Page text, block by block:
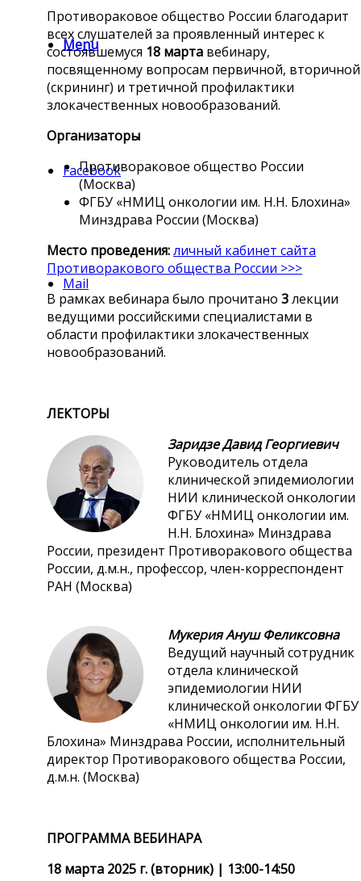
Menu
Facebook
Mail
Противораковое общество России благодарит
всех слушателей за проявленный интерес к
состоявшемуся 18 марта вебинару,
посвященному вопросам первичной, вторичной
(скрининг) и третичной профилактики
злокачественных новообразований.
Организаторы
Противораковое общество России
(Москва)
ФГБУ «НМИЦ онкологии им. Н.Н. Блохина»
Минздрава России (Москва)
Место проведения:личный кабинет сайта
Противоракового общества России >>>
В рамках вебинара было прочитано 3лекции
ведущими российскими специалистами в
области профилактики злокачественных
новообразований.
ЛЕКТОРЫ
Заридзе Давид Георгиевич
Руководитель отдела
клинической эпидемиологии
НИИ клинической онкологии
ФГБУ «НМИЦ онкологии им.
Н.Н. Блохина» Минздрава
России, президент Противоракового общества
России, д.м.н., профессор, член-корреспондент
РАН (Москва)
Мукерия Ануш Феликсовна
Ведущий научный сотрудник
отдела клинической
эпидемиологии НИИ
клинической онкологии ФГБУ
«НМИЦ онкологии им. Н.Н.
Блохина» Минздрава России, исполнительный
директор Противоракового общества России,
д.м.н. (Москва)
ПРОГРАММА ВЕБИНАРА
18 марта 2025 г. (вторник) | 13:00-14:50